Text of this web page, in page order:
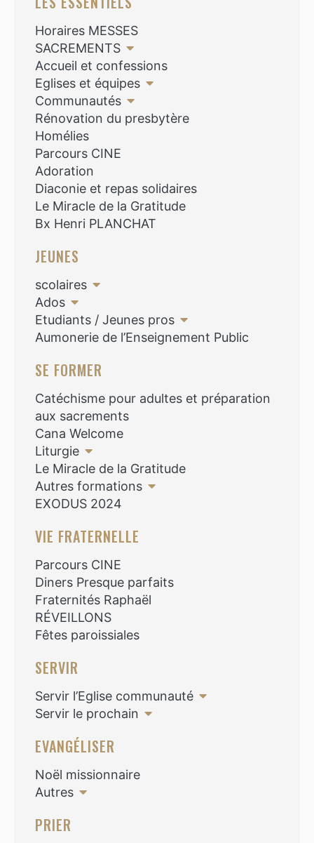
Horaires MESSES
SACREMENTS
Accueil et confessions
Eglises et équipes
Communautés
Rénovation du presbytère
Homélies
Parcours CINE
Adoration
Diaconie et repas solidaires
Le Miracle de la Gratitude
Bx Henri PLANCHAT
JEUNES
scolaires
Ados
Etudiants / Jeunes pros
Aumonerie de l’Enseignement Public
SE FORMER
Catéchisme pour adultes et préparation
aux sacrements
Cana Welcome
Liturgie
Le Miracle de la Gratitude
Autres formations
EXODUS 2024
VIE FRATERNELLE
Parcours CINE
Diners Presque parfaits
Fraternités Raphaël
RÉVEILLONS
Fêtes paroissiales
SERVIR
Servir l’Eglise communauté
Servir le prochain
EVANGÉLISER
Noël missionnaire
Autres
PRIER